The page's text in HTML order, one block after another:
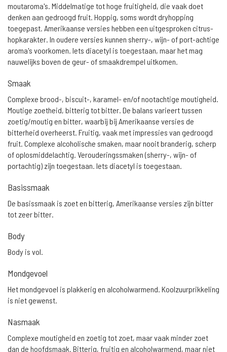
moutaroma's. Middelmatige tot hoge fruitigheid, die vaak doet
denken aan gedroogd fruit. Hoppig, soms wordt dryhopping
toegepast. Amerikaanse versies hebben een uitgesproken citrus-
hopkarakter. In oudere versies kunnen sherry-, wijn- of port-achtige
aroma's voorkomen. Iets diacetyl is toegestaan, maar het mag
nauwelijks boven de geur- of smaakdrempel uitkomen.
Smaak
Complexe brood-, biscuit-, karamel- en/of nootachtige moutigheid.
Moutige zoetheid, bitterig tot bitter. De balans varieert tussen
zoetig/moutig en bitter, waarbij bij Amerikaanse versies de
bitterheid overheerst. Fruitig, vaak met impressies van gedroogd
fruit. Complexe alcoholische smaken, maar nooit branderig, scherp
of oplosmiddelachtig. Verouderingssmaken (sherry-, wijn- of
portachtig) zijn toegestaan. Iets diacetyl is toegestaan.
Basissmaak
De basissmaak is zoet en bitterig, Amerikaanse versies zijn bitter
tot zeer bitter.
Body
Body is vol.
Mondgevoel
Het mondgevoel is plakkerig en alcoholwarmend. Koolzuurprikkeling
is niet gewenst.
Nasmaak
Complexe moutigheid en zoetig tot zoet, maar vaak minder zoet
dan de hoofdsmaak. Bitterig, fruitig en alcoholwarmend, maar niet